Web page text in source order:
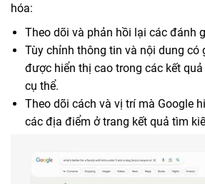
hóa:
Theo dõi và phản hồi lại các đánh
Tùy chỉnh thông tin và nội dung có
được hiển thị cao trong các kết
cụ thể.
Theo dõi cách và vị trí mà Google
các địa điểm ở trang kết quả tìm